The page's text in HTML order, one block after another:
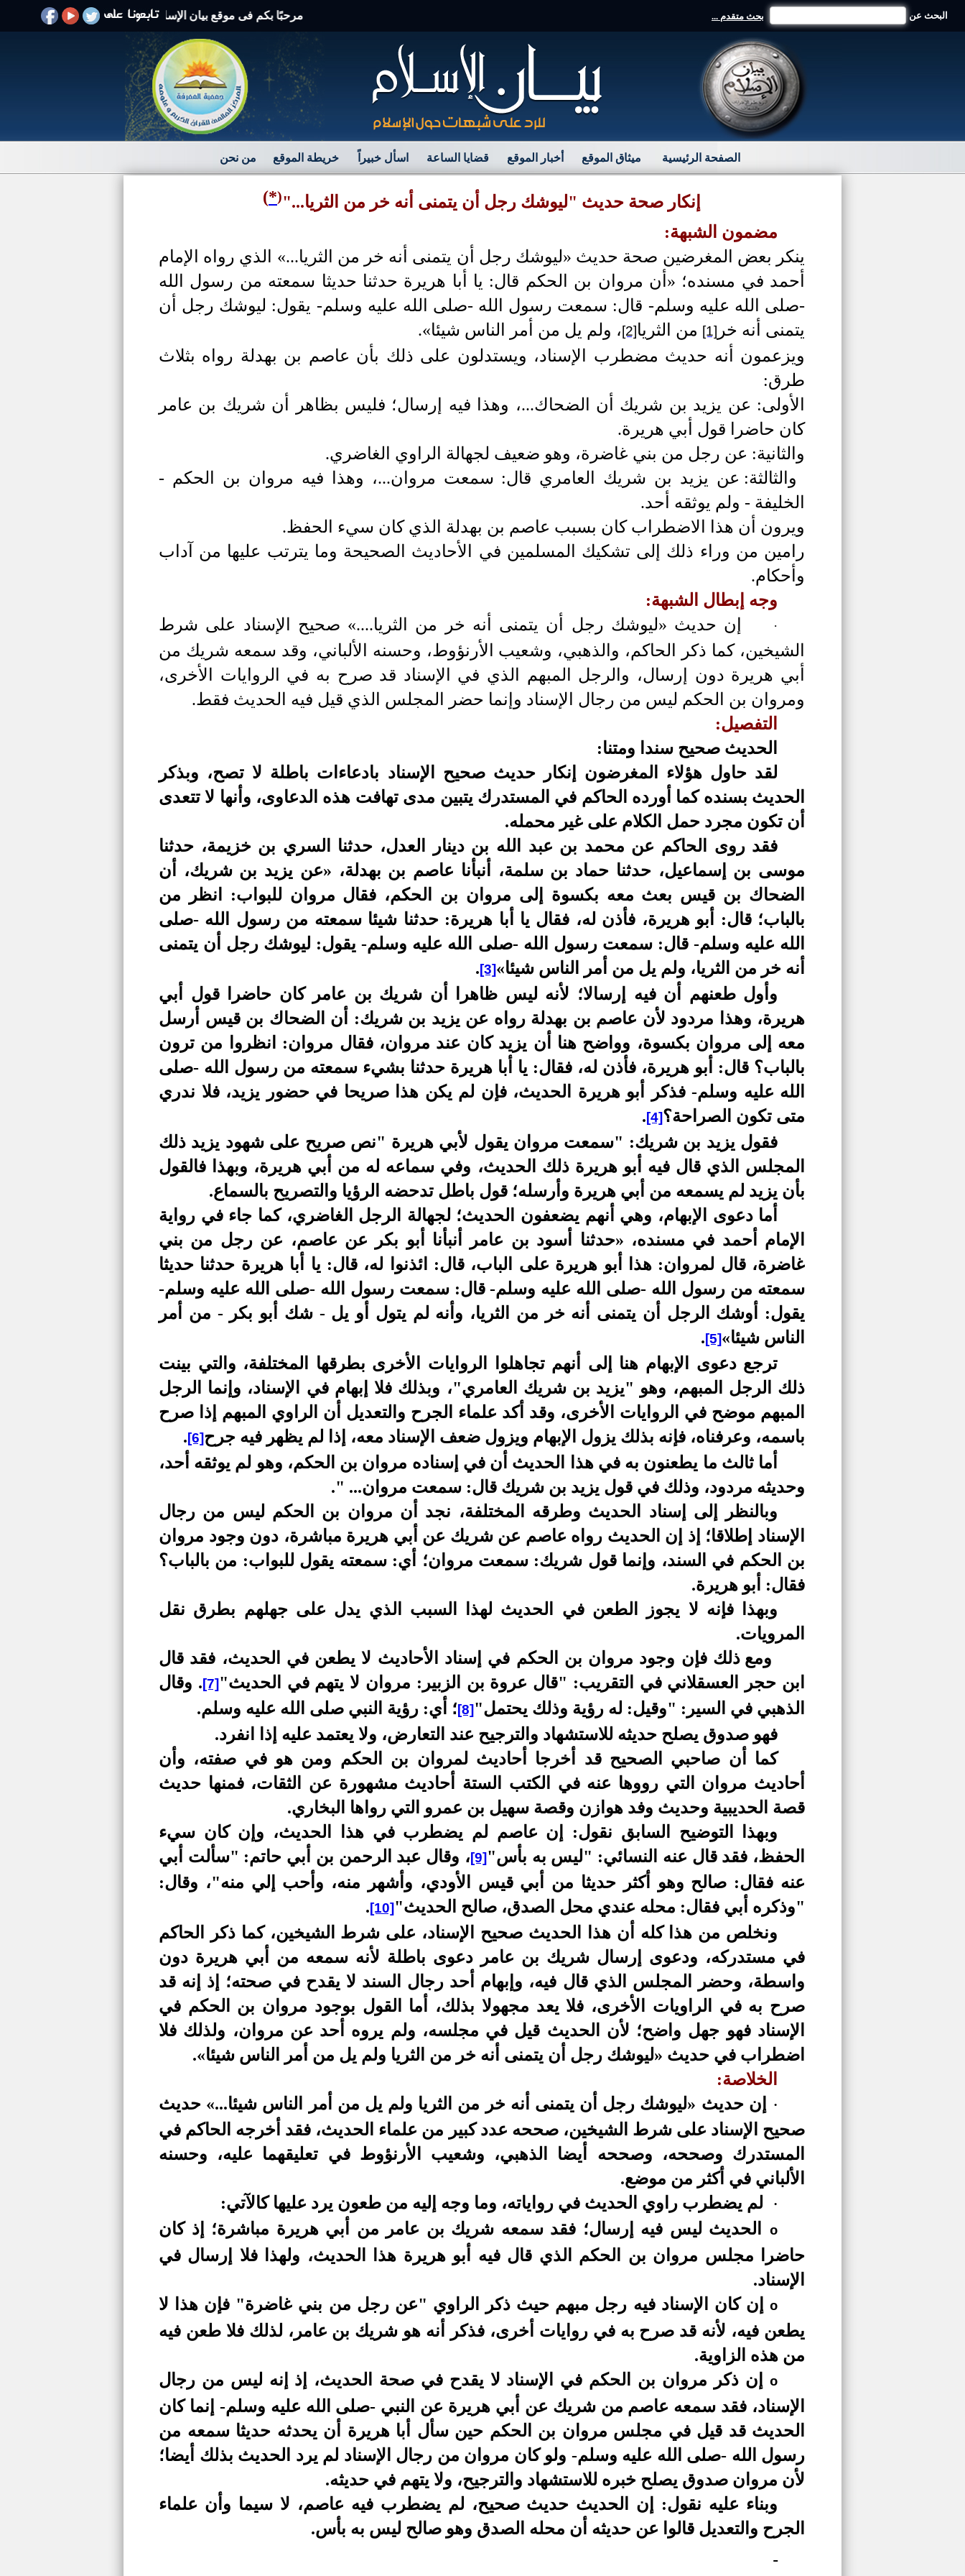
مرحبًا بكم فى موقع بيان الإسلام الرد على الافتراءات والشبهات بحث متقدم ... البحث عن
الصفحة الرئيسية ميثاق الموقع أخبار الموقع قضايا الساعة اسأل خبيراً خريطة الموقع من نحن
إنكار صحة حديث "ليوشك رجل أن يتمنى أنه خر من الثريا..."(
*
)
مضمون الشبهة:
ينكر بعض المغرضين صحة حديث «ليوشك رجل أن يتمنى أنه خر من الثريا...» الذي رواه الإمام
أحمد في مسنده؛ «أن مروان بن الحكم قال: يا أبا هريرة حدثنا حديثا سمعته من رسول الله
-صلى الله عليه وسلم- قال: سمعت رسول الله -صلى الله عليه وسلم- يقول: ليوشك رجل أن
يتمنى أنه خر [1] من الثريا[2] ، ولم يل من أمر الناس شيئا».
ويزعمون أنه حديث مضطرب الإسناد، ويستدلون على ذلك بأن عاصم بن بهدلة رواه بثلاث
طرق:
الأولى: عن يزيد بن شريك أن الضحاك...، وهذا فيه إرسال؛ فليس بظاهر أن شريك بن عامر
كان حاضرا قول أبي هريرة.
والثانية: عن رجل من بني غاضرة، وهو ضعيف لجهالة الراوي الغاضري.
والثالثة: عن يزيد بن شريك العامري قال: سمعت مروان...، وهذا فيه مروان بن الحكم -
الخليفة - ولم يوثقه أحد.
ويرون أن هذا الاضطراب كان بسبب عاصم بن بهدلة الذي كان سيء الحفظ.
رامين من وراء ذلك إلى تشكيك المسلمين في الأحاديث الصحيحة وما يترتب عليها من آداب
وأحكام.
وجه إبطال الشبهة:
·
إن حديث «ليوشك رجل أن يتمنى أنه خر من الثريا....» صحيح الإسناد على شرط
الشيخين، كما ذكر الحاكم، والذهبي، وشعيب الأرنؤوط، وحسنه الألباني، وقد سمعه شريك من
أبي هريرة دون إرسال، والرجل المبهم الذي في الإسناد قد صرح به في الروايات الأخرى،
ومروان بن الحكم ليس من رجال الإسناد وإنما حضر المجلس الذي قيل فيه الحديث فقط.
التفصيل:
الحديث صحيح سندا ومتنا:
لقد حاول هؤلاء المغرضون إنكار حديث صحيح الإسناد بادعاءات باطلة لا تصح، وبذكر
الحديث بسنده كما أورده الحاكم في المستدرك يتبين مدى تهافت هذه الدعاوى، وأنها لا تتعدى
أن تكون مجرد حمل الكلام على غير محمله.
فقد روى الحاكم عن محمد بن عبد الله بن دينار العدل، حدثنا السري بن خزيمة، حدثنا
موسى بن إسماعيل، حدثنا حماد بن سلمة، أنبأنا عاصم بن بهدلة، «عن يزيد بن شريك، أن
الضحاك بن قيس بعث معه بكسوة إلى مروان بن الحكم، فقال مروان للبواب: انظر من
بالباب؛ قال: أبو هريرة، فأذن له، فقال يا أبا هريرة: حدثنا شيئا سمعته من رسول الله -صلى
الله عليه وسلم- قال: سمعت رسول الله -صلى الله عليه وسلم- يقول: ليوشك رجل أن يتمنى
أنه خر من الثريا، ولم يل من أمر الناس شيئا»[3]
.
وأول طعنهم أن فيه إرسالا؛ لأنه ليس ظاهرا أن شريك بن عامر كان حاضرا قول أبي
هريرة، وهذا مردود لأن عاصم بن بهدلة رواه عن يزيد بن شريك: أن الضحاك بن قيس أرسل
معه إلى مروان بكسوة، وواضح هنا أن يزيد كان عند مروان، فقال مروان: انظروا من ترون
بالباب؟ قال: أبو هريرة، فأذن له، فقال: يا أبا هريرة حدثنا بشيء سمعته من رسول الله -صلى
الله عليه وسلم- فذكر أبو هريرة الحديث، فإن لم يكن هذا صريحا في حضور يزيد، فلا ندري
متى تكون الصراحة؟[4]
.
فقول يزيد بن شريك: "سمعت مروان يقول لأبي هريرة "نص صريح على شهود يزيد ذلك
المجلس الذي قال فيه أبو هريرة ذلك الحديث، وفي سماعه له من أبي هريرة، وبهذا فالقول
بأن يزيد لم يسمعه من أبي هريرة وأرسله؛ قول باطل تدحضه الرؤيا والتصريح بالسماع.
أما دعوى الإبهام، وهي أنهم يضعفون الحديث؛ لجهالة الرجل الغاضري، كما جاء في رواية
الإمام أحمد في مسنده، «حدثنا أسود بن عامر أنبأنا أبو بكر عن عاصم، عن رجل من بني
غاضرة، قال لمروان: هذا أبو هريرة على الباب، قال: ائذنوا له، قال: يا أبا هريرة حدثنا حديثا
سمعته من رسول الله -صلى الله عليه وسلم- قال: سمعت رسول الله -صلى الله عليه وسلم-
يقول: أوشك الرجل أن يتمنى أنه خر من الثريا، وأنه لم يتول أو يل - شك أبو بكر - من أمر
الناس شيئا»[5]
.
ترجع دعوى الإبهام هنا إلى أنهم تجاهلوا الروايات الأخرى بطرقها المختلفة، والتي بينت
ذلك الرجل المبهم، وهو "يزيد بن شريك العامري"، وبذلك فلا إبهام في الإسناد، وإنما الرجل
المبهم موضح في الروايات الأخرى، وقد أكد علماء الجرح والتعديل أن الراوي المبهم إذا صرح
باسمه، وعرفناه، فإنه بذلك يزول الإبهام ويزول ضعف الإسناد معه، إذا لم يظهر فيه جرح[6]
.
أما ثالث ما يطعنون به في هذا الحديث أن في إسناده مروان بن الحكم، وهو لم يوثقه أحد،
وحديثه مردود، وذلك في قول يزيد بن شريك قال: سمعت مروان... ".
وبالنظر إلى إسناد الحديث وطرقه المختلفة، نجد أن مروان بن الحكم ليس من رجال
الإسناد إطلاقا؛ إذ إن الحديث رواه عاصم عن شريك عن أبي هريرة مباشرة، دون وجود مروان
بن الحكم في السند، وإنما قول شريك: سمعت مروان؛ أي: سمعته يقول للبواب: من بالباب؟
فقال: أبو هريرة.
وبهذا فإنه لا يجوز الطعن في الحديث لهذا السبب الذي يدل على جهلهم بطرق نقل
المرويات.
ومع ذلك فإن وجود مروان بن الحكم في إسناد الأحاديث لا يطعن في الحديث، فقد قال
ابن حجر العسقلاني في التقريب: "قال عروة بن الزبير: مروان لا يتهم في الحديث"[7]. وقال
الذهبي في السير: "وقيل: له رؤية وذلك يحتمل" [8]؛ أي: رؤية النبي صلى الله عليه وسلم.
فهو صدوق يصلح حديثه للاستشهاد والترجيح عند التعارض، ولا يعتمد عليه إذا انفرد.
كما أن صاحبي الصحيح قد أخرجا أحاديث لمروان بن الحكم ومن هو في صفته، وأن
أحاديث مروان التي رووها عنه في الكتب الستة أحاديث مشهورة عن الثقات، فمنها حديث
قصة الحديبية وحديث وفد هوازن وقصة سهيل بن عمرو التي رواها البخاري.
وبهذا التوضيح السابق نقول: إن عاصم لم يضطرب في هذا الحديث، وإن كان سيء
الحفظ، فقد قال عنه النسائي: "ليس به بأس"[9]، وقال عبد الرحمن بن أبي حاتم: "سألت أبي
عنه فقال: صالح وهو أكثر حديثا من أبي قيس الأودي، وأشهر منه، وأحب إلي منه"، وقال:
"وذكره أبي فقال: محله عندي محل الصدق، صالح الحديث" [10]
.
ونخلص من هذا كله أن هذا الحديث صحيح الإسناد، على شرط الشيخين، كما ذكر الحاكم
في مستدركه، ودعوى إرسال شريك بن عامر دعوى باطلة لأنه سمعه من أبي هريرة دون
واسطة، وحضر المجلس الذي قال فيه، وإبهام أحد رجال السند لا يقدح في صحته؛ إذ إنه قد
صرح به في الراويات الأخرى، فلا يعد مجهولا بذلك، أما القول بوجود مروان بن الحكم في
الإسناد فهو جهل واضح؛ لأن الحديث قيل في مجلسه، ولم يروه أحد عن مروان، ولذلك فلا
اضطراب في حديث «ليوشك رجل أن يتمنى أنه خر من الثريا ولم يل من أمر الناس شيئا».
الخلاصة:
·
إن حديث «ليوشك رجل أن يتمنى أنه خر من الثريا ولم يل من أمر الناس شيئا...» حديث
صحيح الإسناد على شرط الشيخين، صححه عدد كبير من علماء الحديث، فقد أخرجه الحاكم في
المستدرك وصححه، وصححه أيضا الذهبي، وشعيب الأرنؤوط في تعليقهما عليه، وحسنه
الألباني في أكثر من موضع.
· لم يضطرب راوي الحديث في رواياته، وما وجه إليه من طعون يرد عليها كالآتي:
o
الحديث ليس فيه إرسال؛ فقد سمعه شريك بن عامر من أبي هريرة مباشرة؛ إذ كان
حاضرا مجلس مروان بن الحكم الذي قال فيه أبو هريرة هذا الحديث، ولهذا فلا إرسال في
الإسناد.
o
إن كان الإسناد فيه رجل مبهم حيث ذكر الراوي "عن رجل من بني غاضرة" فإن هذا لا
يطعن فيه، لأنه قد صرح به في روايات أخرى، فذكر أنه هو شريك بن عامر، لذلك فلا طعن فيه
من هذه الزاوية.
o
إن ذكر مروان بن الحكم في الإسناد لا يقدح في صحة الحديث، إذ إنه ليس من رجال
الإسناد، فقد سمعه عاصم من شريك عن أبي هريرة عن النبي -صلى الله عليه وسلم- إنما كان
الحديث قد قيل في مجلس مروان بن الحكم حين سأل أبا هريرة أن يحدثه حديثا سمعه من
رسول الله -صلى الله عليه وسلم- ولو كان مروان من رجال الإسناد لم يرد الحديث بذلك أيضا؛
لأن مروان صدوق يصلح خبره للاستشهاد والترجيح، ولا يتهم في حديثه.
وبناء عليه نقول: إن الحديث حديث صحيح، لم يضطرب فيه عاصم، لا سيما وأن علماء
الجرح والتعديل قالوا عن حديثه أن محله الصدق وهو صالح ليس به بأس.